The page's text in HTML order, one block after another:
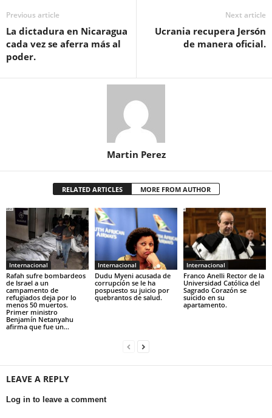
Previous article
La dictadura en Nicaragua
cada vez se aferra más al
poder.
Next article
Ucrania recupera Jersón
de manera oficial.
Martin Perez
RELATED ARTICLES MORE FROM AUTHOR
Internacional
Rafah sufre bombardeos
de Israel a un
campamento de
refugiados deja por lo
menos 50 muertos.
Primer ministro
Benjamín Netanyahu
afirma que fue un...
Internacional
Dudu Myeni acusada de
corrupción se le ha
pospuesto su juicio por
quebrantos de salud.
Internacional
Franco Anelli Rector de la
Universidad Católica del
Sagrado Corazón se
suicido en su
apartamento.
LEAVE A REPLY
Log in to leave a comment